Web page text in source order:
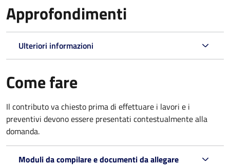
Approfondimenti
Ulteriori informazioni
Come fare
Il contributo va chiesto prima di effettuare i lavori e i
preventivi devono essere presentati contestualmente alla
domanda.
Moduli da compilare e documenti da allegare